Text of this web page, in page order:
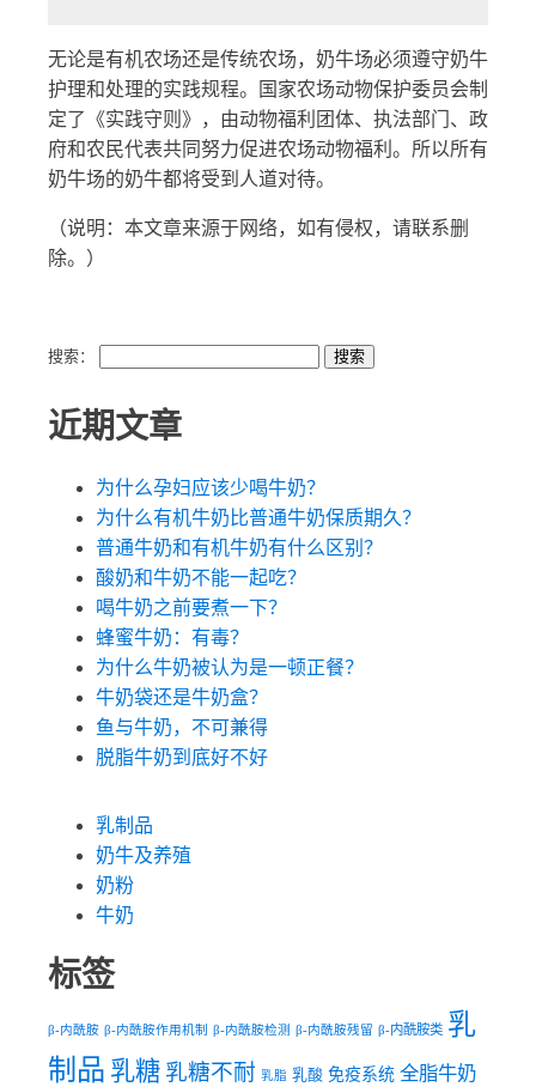
无论是有机农场还是传统农场，奶牛场必须遵守奶牛
护理和处理的实践规程。国家农场动物保护委员会制
定了《实践守则》，由动物福利团体、执法部门、政
府和农民代表共同努力促进农场动物福利。所以所有
奶牛场的奶牛都将受到人道对待。
（说明：本文章来源于网络，如有侵权，请联系删
除。）
搜索：
近期文章
为什么孕妇应该少喝牛奶？
为什么有机牛奶比普通牛奶保质期久？
普通牛奶和有机牛奶有什么区别？
酸奶和牛奶不能一起吃？
喝牛奶之前要煮一下？
蜂蜜牛奶：有毒？
为什么牛奶被认为是一顿正餐？
牛奶袋还是牛奶盒？
鱼与牛奶，不可兼得
脱脂牛奶到底好不好
乳制品
奶牛及养殖
奶粉
牛奶
标签
β-内酰胺 β-内酰胺作用机制 β-内酰胺检测 β-内酰胺残留 β-内酰胺类 乳
制品 乳糖 乳糖不耐 乳脂 乳酸 免疫系统 全脂牛奶